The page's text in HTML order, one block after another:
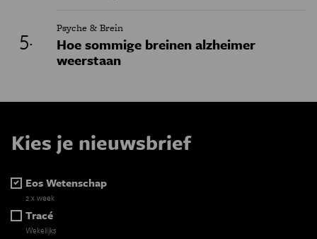
Psyche & Brein
Hoe sommige breinen alzheimer
weerstaan
Kies je nieuwsbrief
Eos Wetenschap
2 x week
Tracé
Wekelijks